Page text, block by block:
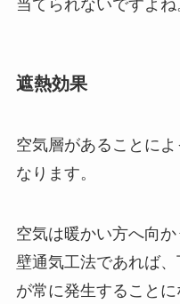
当てられないですよね
遮熱効果
空気層があることに
なります。
空気は暖かい方へ向
壁通気工法であれば
が常に発生することに